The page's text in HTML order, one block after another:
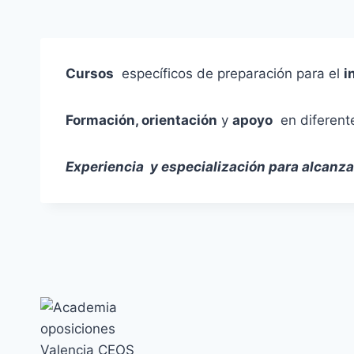
Cursos específicos de preparación para el
Formación, orientación y apoyo en
Experiencia y especialización para